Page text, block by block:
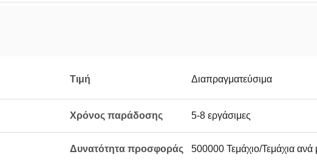
Τιμή Διαπραγματεύσιμα
Χρόνος παράδοσης 5-8 εργάσιμες
Δυνατότητα προσφοράς 500000 Τεμάχιο/Τεμάχια ανά